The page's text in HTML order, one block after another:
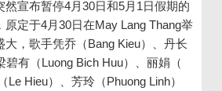
然宣布暂停4月30日和5月1日假期的
原定于4月30日在May Lang Thang举
大，歌手凭乔（Bang Kieu）、丹长
碧有（Luong Bich Huu）、丽娟（
Le Hieu）、芳玲（Phuong Linh）